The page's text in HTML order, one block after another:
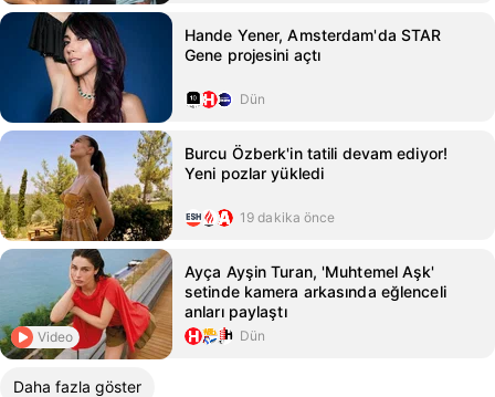
Hande Yener, Amsterdam'da STAR
Gene projesini açtı
Dün
Burcu Özberk'in tatili devam ediyor!
Yeni pozlar yükledi
19 dakika önce
Video
Ayça Ayşin Turan, 'Muhtemel Aşk'
setinde kamera arkasında eğlenceli
anları paylaştı
Dün
Daha fazla göster